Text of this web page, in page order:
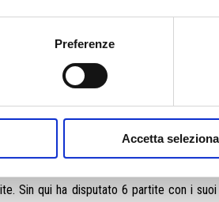
Preferenze
Accetta
Arnaldo, è molto probabile che sia lui a
Girone Rosso con il 40% da oltre.
Giulio Gazzotti, 30 anni,
presenze in Serie A; in carriera ha
una Coppa Italia. L’annata
versatile impiegabile in più posizioni a
in cui mette insieme 4.9 punti e
di altezza, Gabriele Benetti, giunto a
Sin qui ha disputato 6 partite con i